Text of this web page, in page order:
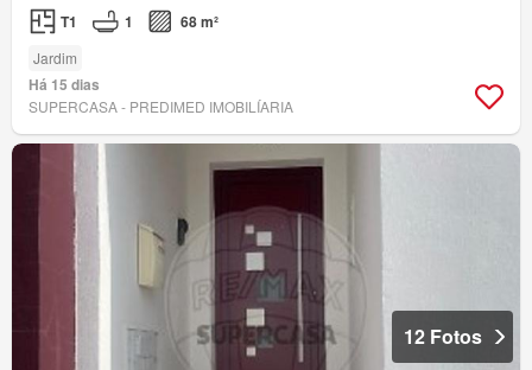
T1 1 68 m²
Jardim
Há 15 dias
SUPERCASA - PREDIMED IMOBILÍARIA
12 Fotos